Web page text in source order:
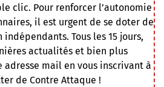
clic. Pour renforcer l’autonomie
il est urgent de se doter de
Tous les 15 jours,
actualités et bien plus
mail en vous inscrivant à
de Contre Attaque !